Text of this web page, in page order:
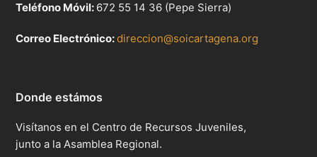
Teléfono Móvil: 672 55 14 36 (Pepe Sierra)
Correo Electrónico:direccion@soicartagena.org
Donde estámos
Visítanos en el Centro de Recursos Juveniles,
junto a la Asamblea Regional.